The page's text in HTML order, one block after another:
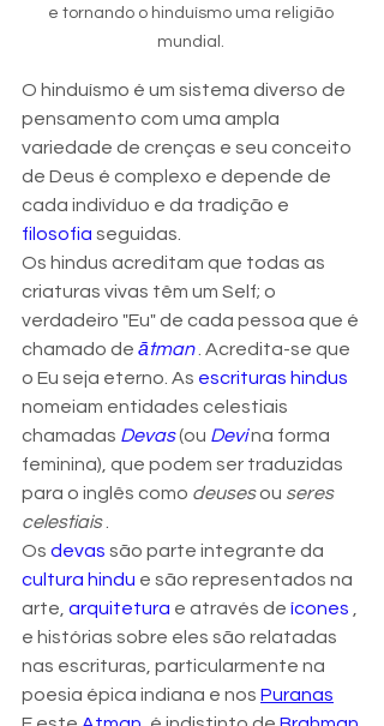
e tornando o hinduísmo uma religião
mundial.
O hinduísmo é um sistema diverso de
pensamento com uma ampla
variedade de crenças e seu conceito
de Deus é complexo e depende de
cada indivíduo e da tradição e
filosofia seguidas.
Os hindus acreditam que todas as
criaturas vivas têm um Self; o
verdadeiro "Eu" de cada pessoa que é
chamado de ātman . Acredita-se que
o Eu seja eterno. As escrituras hindus
nomeiam entidades celestiais
chamadas Devas (ou Devi na forma
feminina), que podem ser traduzidas
para o inglês como deuses ou seres
celestiais .
Os devas são parte integrante da
cultura hindu e são representados na
arte, arquitetura e através de ícones ,
e histórias sobre eles são relatadas
nas escrituras, particularmente na
poesia épica indiana e nos Puranas